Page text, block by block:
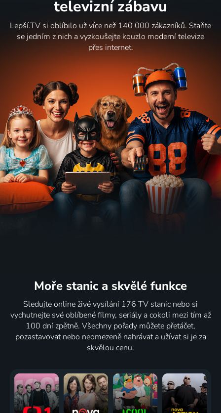
televizní zábavu
Lepší.TV si oblíbilo už více než 140 000 zákazníků. Staňte
se jedním z nich a vyzkoušejte kouzlo moderní televize
přes internet.
Moře stanic a skvělé funkce
Sledujte online živé vysílání 176 TV stanic nebo si
vychutnejte své oblíbené filmy, seriály a cokoli mezi tím až
100 dní zpětně. Všechny pořady můžete přetáčet,
pozastavovat nebo neomezeně nahrávat a užívat si je za
skvělou cenu.